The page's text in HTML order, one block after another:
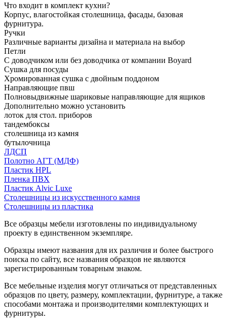
Что входит в комплект кухни?
Корпус, влагостойкая столешница, фасады, базовая
фурнитура.
Ручки
Различные варианты дизайна и материала на выбор
Петли
С доводчиком или без доводчика от компании Boyard
Сушка для посуды
Хромированная сушка с двойным поддоном
Направляющие пвш
Полновыдвижные шариковые направляющие для ящиков
Дополнительно можно установить
лоток для стол. приборов
тандембоксы
столешница из камня
бутылочница
ЛДСП
Полотно АГТ (МДФ)
Пластик HPL
Пленка ПВХ
Пластик Alvic Luxe
Столешницы из искусственного камня
Столешницы из пластика
Все образцы мебели изготовлены по индивидуальному
проекту в единственном экземпляре.
Образцы имеют названия для их различия и более быстрого
поиска по сайту, все названия образцов не являются
зарегистрированным товарным знаком.
Все мебельные изделия могут отличаться от представленных
образцов по цвету, размеру, комплектации, фурнитуре, а также
способами монтажа и производителями комплектующих и
фурнитуры.